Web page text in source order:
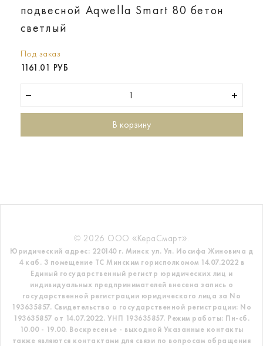
подвесной Aqwella Smart 80 бетон
светлый
Под заказ
1161.01 РУБ
В корзину
© 2026 ООО «КераСмарт».
Юридический адрес: 220140 г. Минск ул. Ул. Иосифа Жиновича д
4 каб. 3 помещение ТС Минским горисполкомом 14.07.2022 в
Единый государственный регистр юридических лиц и
индивидуальных предпринимателей внесена запись о
государственной регистрации юридического лица за No
193635857. Свидетельство о государственной регистрации: No
193635857 от 14.07.2022. УНП 193635857. Режим работы: Пн-сб.
10.00 - 19.00. Воскресенье - выходной Указанные контакты
также являются контактами для связи по вопросам обращения